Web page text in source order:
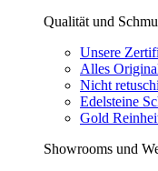
Qualität und
Unsere
Alles
Nicht
Edelsteine
Gold
Showrooms und